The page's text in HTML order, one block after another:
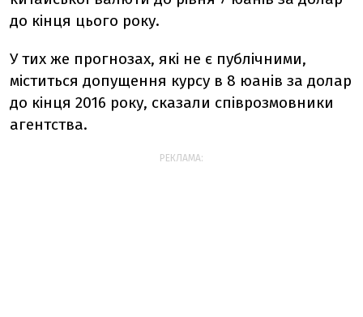
до кінця цього року.
У тих же прогнозах, які не є публічними,
міститься допущення курсу в 8 юанів за долар
до кінця 2016 року, сказали співрозмовники
агентства.
РЕКЛАМА: